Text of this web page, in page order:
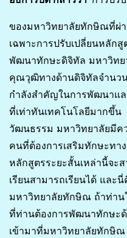
ของมหาวิทยาลัยทักษิณที่ผ่า
เฉพาะการปรับเปลี่ยนหลัก
พัฒนาทักษะดิจิทัล มหาวิท
คุณวุฒิทางด้านดิจิทัลจำนว
กำลังสำคัญในการพัฒนาแ
ที่เท่าทันเทคโนโลยีมากขึ้
วัฒนธรรม มหาวิทยาลัยมีค
คนที่ต้องการเสริมทักษะทา
หลักสูตรระยะสั้นเหล่านี้จะ
เรียนสามารถเรียนได้ และ
มหาวิทยาลัยทักษิณ ถ้าท่าน
ที่ท่านต้องการพัฒนาทักษะ
เข้ามาที่มหาวิทยาลัยทักษิ